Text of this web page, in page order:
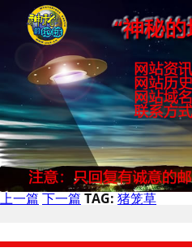
上一篇 下一篇 TAG: 猪笼草